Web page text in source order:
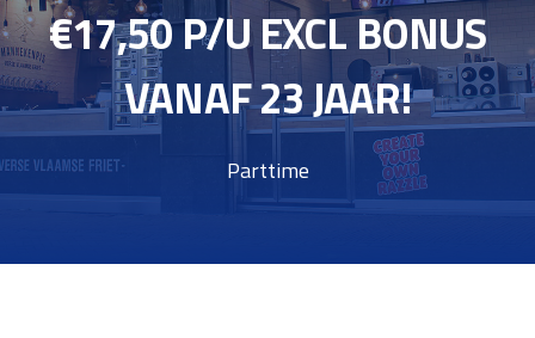
€17,50 P/U EXCL BONUS
VANAF 23 JAAR!
Parttime